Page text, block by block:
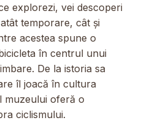
explorezi, vei descoperi
temporare, cât și
acestea spune o
în centrul unui
De la istoria sa
îl joacă în cultura
muzeului oferă o
ciclismului.